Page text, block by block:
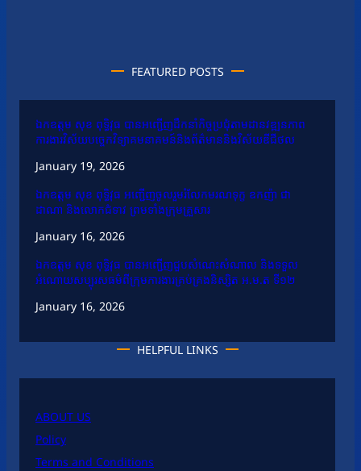
FEATURED POSTS
ឯកឧត្តម សុខ ពុទ្ធិវុធ បានអញ្ជើញដឹកនាំកិច្ចប្រជុំតាមដានវឌ្ឍនភាព
ការងារវិស័យបច្ចេកវិទ្យាគមនាគមន៍និងព័ត៌មាននិងវិស័យឌីជីថល
January 19, 2026
ឯកឧត្តម សុខ ពុទ្ធិវុធ អញ្ជើញចូលរួមរំលែកមរណទុក្ខ ឧកញ៉ា ជា
ដាណា និងលោកជំទាវ ព្រមទាំងក្រុមគ្រួសារ
January 16, 2026
ឯកឧត្តម សុខ ពុទ្ធិវុធ បានអញ្ជើញជួបសំណេះសំណាល និងទទួល
អំណោយសប្បុរសធម៌ពីក្រុមការងារគ្រប់គ្រងនិស្សិត អ.ម.ត ទី១២
January 16, 2026
HELPFUL LINKS
ABOUT US
Policy
Terms and Conditions